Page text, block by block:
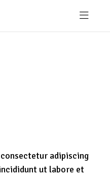
adipiscing
ut labore et